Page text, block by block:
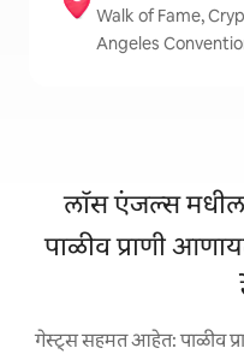
Walk of Fame,
Angeles
लॉस एंजल्स मधील
पाळीव प्राणी
गेस्ट्स सहमत आहेत: पाळीव